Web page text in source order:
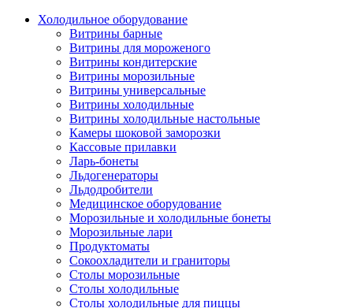
Холодильное оборудование
Витрины барные
Витрины для мороженого
Витрины кондитерские
Витрины морозильные
Витрины универсальные
Витрины холодильные
Витрины холодильные настольные
Камеры шоковой заморозки
Кассовые прилавки
Ларь-бонеты
Льдогенераторы
Льдодробители
Медицинское оборудование
Морозильные и холодильные бонеты
Морозильные лари
Продуктоматы
Сокоохладители и граниторы
Столы морозильные
Столы холодильные
Столы холодильные для пиццы